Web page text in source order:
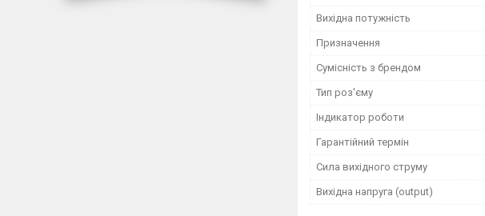
Вихідна потужність
Призначення
Сумісність з брендом
Тип роз'єму
Індикатор роботи
Гарантійний термін
Сила вихідного струму
Вихідна напруга (output)